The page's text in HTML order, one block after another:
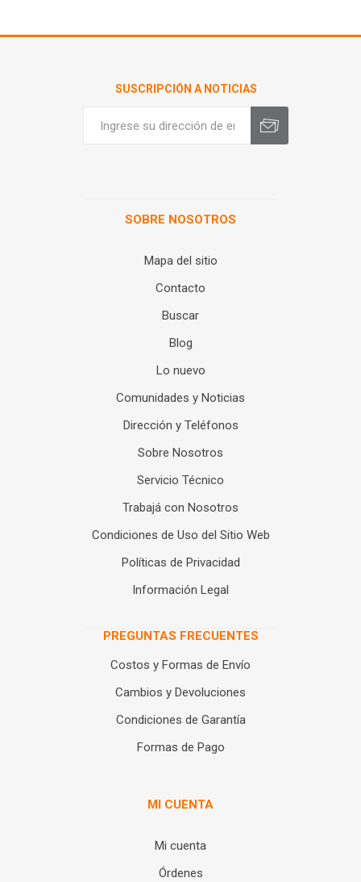
SUSCRIPCIÓN A NOTICIAS
SOBRE NOSOTROS
Mapa del sitio
Contacto
Buscar
Blog
Lo nuevo
Comunidades y Noticias
Dirección y Teléfonos
Sobre Nosotros
Servicio Técnico
Trabajá con Nosotros
Condiciones de Uso del Sitio Web
Políticas de Privacidad
Información Legal
PREGUNTAS FRECUENTES
Costos y Formas de Envío
Cambios y Devoluciones
Condiciones de Garantía
Formas de Pago
MI CUENTA
Mi cuenta
Órdenes